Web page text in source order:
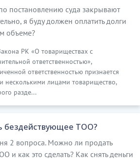
постановлению суда закрывают
я буду должен оплатить долги
объеме?
РК «О товариществах с
ответственностью»,
ответственностью признается
несколькими лицами товарищество,
разде...
бездействующее ТОО?
2 вопроса. Можно ли продать
и как это сделать? Как снять деньги